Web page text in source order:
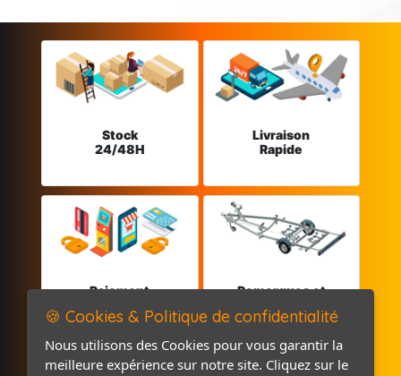
Stock
24/48H
Livraison
Rapide
Paiement
Remorques et
🍪 Cookies & Politique de confidentialité
Nous utilisons des Cookies pour vous garantir la
meilleure expérience sur notre site. Cliquez sur le